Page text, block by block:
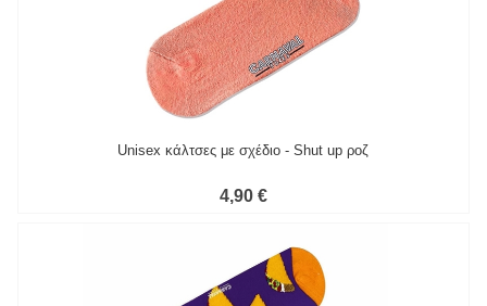
Unisex κάλτσες με σχέδιο - Shut up ροζ
4,90 €